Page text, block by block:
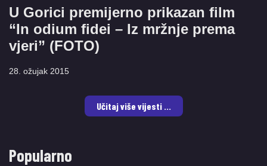
U Gorici premijerno prikazan film
“In odium fidei – Iz mržnje prema
vjeri” (FOTO)
28. ožujak 2015
Učitaj više vijesti ...
Popularno